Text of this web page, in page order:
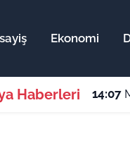
Ekonomi
Haberleri 14:07